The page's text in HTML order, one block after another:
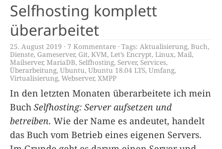
Selfhosting komplett
überarbeitet
25. August 2019 7 Kommentare Tags: Aktualisierung, Buch,
Dienste, Gameserver, Git, KVM, Let’s Encrypt, Linux, Mail,
Mailserver, MariaDB, Selfhosting, Server, Services,
Überarbeitung, Ubuntu, Ubuntu 18.04 LTS, Umfang,
Virtualisierung, Webserver, XMPP
In den letzten Monaten überarbeitete ich mein
Buch Selfhosting: Server aufsetzen und
betreiben. Wie der Name es andeutet, handelt
das Buch vom Betrieb eines eigenen Servers.